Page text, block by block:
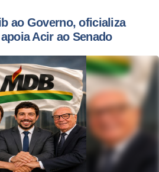
ao Governo, oficializa
Acir ao Senado